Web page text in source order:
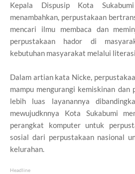
Kepala Dispusip Kota
menambahkan, perpustakaan
mencari ilmu membaca dan
perpustakaan hador di
kebutuhan masyarakat melalui
Dalam artian kata Nicke,
mampu mengurangi kemiskinan dan
lebih luas layanannya
mewujudknnya Kota Sukabumi
perangkat komputer untuk
sosial dari perpustakaan nasional
kelurahan.
Headline